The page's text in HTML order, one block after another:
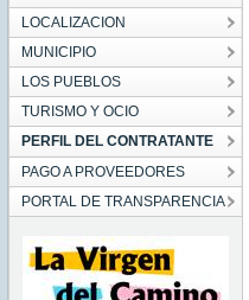
LOCALIZACION
MUNICIPIO
LOS PUEBLOS
TURISMO Y OCIO
PERFIL DEL CONTRATANTE
PAGO A PROVEEDORES
PORTAL DE TRANSPARENCIA